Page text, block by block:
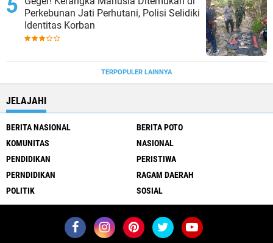
Perkebunan Jati Perhutani, Polisi Selidiki
Identitas Korban
TERPOPULER LAINNYA
JELAJAHI
BERITA NASIONAL
BERITA POTO
KOMUNITAS
NASIONAL
PENDIDIKAN
PERISTIWA
PERNDIDIKAN
RAGAM DAERAH
POLITIK
SOSIAL